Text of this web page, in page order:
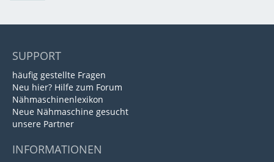
SUPPORT
häufig gestellte Fragen
Neu hier? Hilfe zum Forum
Nähmaschinenlexikon
Neue Nähmaschine gesucht
unsere Partner
INFORMATIONEN